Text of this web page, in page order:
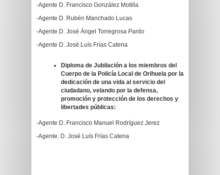
-Agente D. Francisco González Motilla
-Agente D. Rubén Manchado Lucas
-Agente D. José Ángel Torregrosa Pardo
-Agente D. José Luís Frías Catena
Diploma de Jubilación a los miembros del
Cuerpo de la Policía Local de Orihuela por la
dedicación de una vida al servicio del
ciudadano, velando por la defensa,
promoción y protección de los derechos y
libertades públicas:
-Agente D. Francisco Manuel Rodríguez Jerez
-Agente. D. José Luís Frías Catena